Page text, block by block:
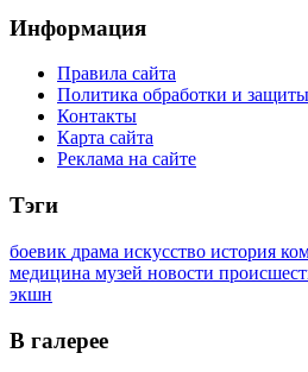
Информация
Правила сайта
Политика обработки и
Контакты
Карта сайта
Реклама на сайте
Тэги
боевик драма искусство история
медицина музей новости
экшн
В галерее